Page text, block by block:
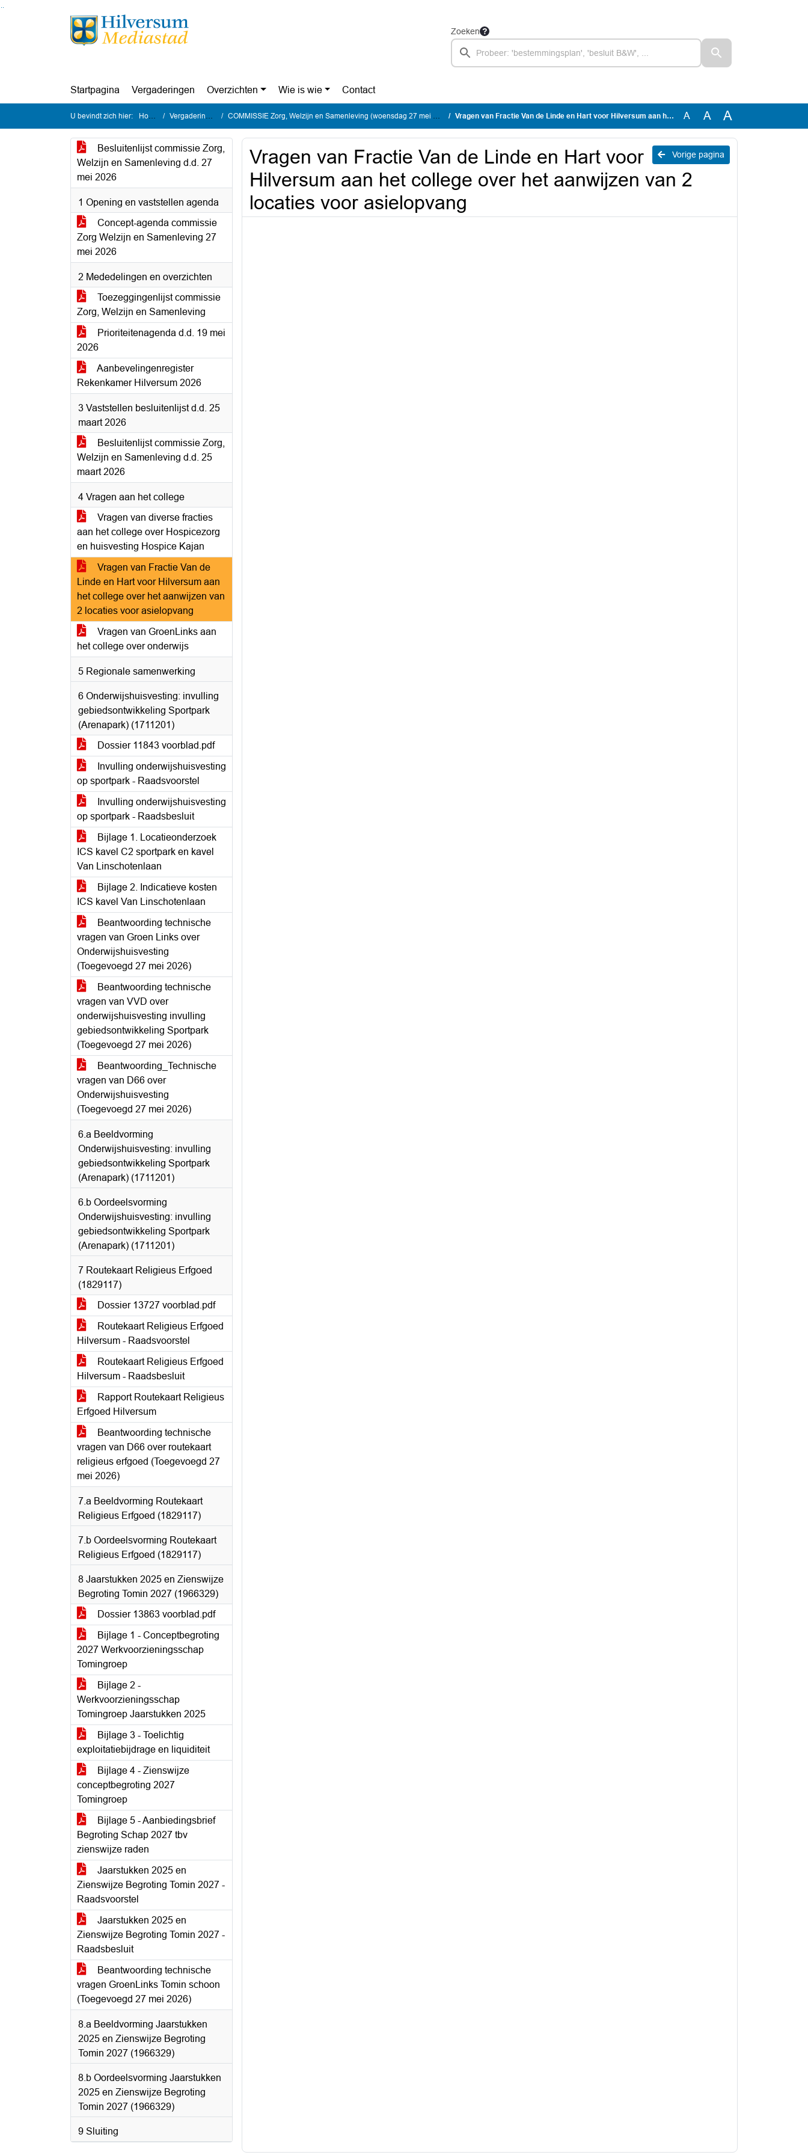
Ga naar de inhoud van deze pagina
Ga naar het zoeken
Ga naar het menu
Zoeken
Startpagina Vergaderingen Overzichten Wie is wie Contact
U bevindt zich hier: Home Vergaderingen COMMISSIE Zorg, Welzijn en Samenleving (woensdag 27 mei 2026) Vragen van Fractie Van de Linde en Hart voor Hilversum aan het college over het aanwijzen van 2 locaties voor asielopvang A A A
Besluitenlijst commissie Zorg,
Welzijn en Samenleving d.d. 27
mei 2026
1 Opening en vaststellen agenda
Concept-agenda commissie
Zorg Welzijn en Samenleving 27
mei 2026
2 Mededelingen en overzichten
Toezeggingenlijst commissie
Zorg, Welzijn en Samenleving
Prioriteitenagenda d.d. 19 mei
2026
Aanbevelingenregister
Rekenkamer Hilversum 2026
3 Vaststellen besluitenlijst d.d. 25
maart 2026
Besluitenlijst commissie Zorg,
Welzijn en Samenleving d.d. 25
maart 2026
4 Vragen aan het college
Vragen van diverse fracties
aan het college over Hospicezorg
en huisvesting Hospice Kajan
Vragen van Fractie Van de
Linde en Hart voor Hilversum aan
het college over het aanwijzen van
2 locaties voor asielopvang
Vragen van GroenLinks aan
het college over onderwijs
5 Regionale samenwerking
6 Onderwijshuisvesting: invulling
gebiedsontwikkeling Sportpark
(Arenapark) (1711201)
Dossier 11843 voorblad.pdf
Invulling onderwijshuisvesting
op sportpark - Raadsvoorstel
Invulling onderwijshuisvesting
op sportpark - Raadsbesluit
Bijlage 1. Locatieonderzoek
ICS kavel C2 sportpark en kavel
Van Linschotenlaan
Bijlage 2. Indicatieve kosten
ICS kavel Van Linschotenlaan
Beantwoording technische
vragen van Groen Links over
Onderwijshuisvesting
(Toegevoegd 27 mei 2026)
Beantwoording technische
vragen van VVD over
onderwijshuisvesting invulling
gebiedsontwikkeling Sportpark
(Toegevoegd 27 mei 2026)
Beantwoording_Technische
vragen van D66 over
Onderwijshuisvesting
(Toegevoegd 27 mei 2026)
6.a Beeldvorming
Onderwijshuisvesting: invulling
gebiedsontwikkeling Sportpark
(Arenapark) (1711201)
6.b Oordeelsvorming
Onderwijshuisvesting: invulling
gebiedsontwikkeling Sportpark
(Arenapark) (1711201)
7 Routekaart Religieus Erfgoed
(1829117)
Dossier 13727 voorblad.pdf
Routekaart Religieus Erfgoed
Hilversum - Raadsvoorstel
Routekaart Religieus Erfgoed
Hilversum - Raadsbesluit
Rapport Routekaart Religieus
Erfgoed Hilversum
Beantwoording technische
vragen van D66 over routekaart
religieus erfgoed (Toegevoegd 27
mei 2026)
7.a Beeldvorming Routekaart
Religieus Erfgoed (1829117)
7.b Oordeelsvorming Routekaart
Religieus Erfgoed (1829117)
8 Jaarstukken 2025 en Zienswijze
Begroting Tomin 2027 (1966329)
Dossier 13863 voorblad.pdf
Bijlage 1 - Conceptbegroting
2027 Werkvoorzieningsschap
Tomingroep
Bijlage 2 -
Werkvoorzieningsschap
Tomingroep Jaarstukken 2025
Bijlage 3 - Toelichtig
exploitatiebijdrage en liquiditeit
Bijlage 4 - Zienswijze
conceptbegroting 2027
Tomingroep
Bijlage 5 - Aanbiedingsbrief
Begroting Schap 2027 tbv
zienswijze raden
Jaarstukken 2025 en
Zienswijze Begroting Tomin 2027 -
Raadsvoorstel
Jaarstukken 2025 en
Zienswijze Begroting Tomin 2027 -
Raadsbesluit
Beantwoording technische
vragen GroenLinks Tomin schoon
(Toegevoegd 27 mei 2026)
8.a Beeldvorming Jaarstukken
2025 en Zienswijze Begroting
Tomin 2027 (1966329)
8.b Oordeelsvorming Jaarstukken
2025 en Zienswijze Begroting
Tomin 2027 (1966329)
9 Sluiting
Vorige pagina
Vragen van Fractie Van de Linde en Hart voor
Hilversum aan het college over het aanwijzen van 2
locaties voor asielopvang